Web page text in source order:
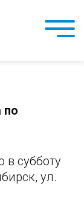
по
субботу
ул.